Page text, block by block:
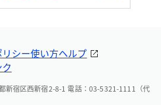
シー使い方ヘルプ
新宿区西新宿2-8-1 電話：03-5321-1111（代